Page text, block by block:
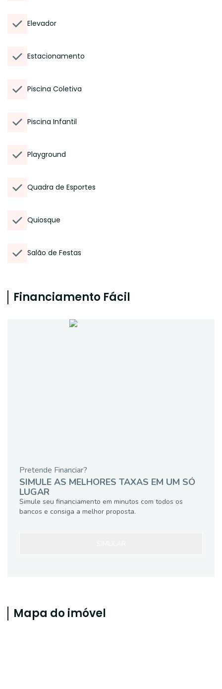
Elevador
Estacionamento
Piscina Coletiva
Piscina Infantil
Playground
Quadra de Esportes
Quiosque
Salão de Festas
Financiamento Fácil
Pretende Financiar?
SIMULE AS MELHORES TAXAS EM UM SÓ
LUGAR
Simule seu financiamento em minutos com todos os
bancos e consiga a melhor proposta.
Mapa do imóvel